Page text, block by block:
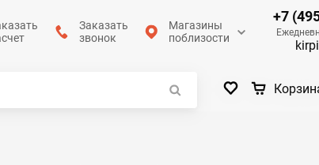
Заказать
звонок
Магазины
поблизости
+7